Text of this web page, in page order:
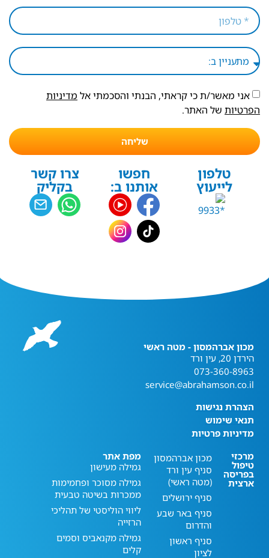
אני מאשר/ת כי קראתי, הבנתי והסכמתי אל מדיניות
הפרטיות של האתר.
שליחה
טלפון
לייעוץ
חפשו
אותנו ב:
צרו קשר
בקליק
מכון אברהמסון - מטה ראשי
הירדן 20, עין ורד
073-360-8963
service@abrahamson.co.il
הצהרת נגישות
תנאי שימוש
מדיניות פרטיות
מרכזי
טיפול
בפריסה
ארצית
מכון אברהמסון
סניף עין ורד
(מטה ראשי)
סניף ירושלים
סניף באר שבע
והדרום
סניף ראשון
לציון
מפת אתר
גמילה מעישון
גמילה מסוכר ופחמימות
ממכרות בשיטה טבעית
ליווי הוליסטי של תהליכי
הרזייה
גמילה מקנאביס וסמים
קלים